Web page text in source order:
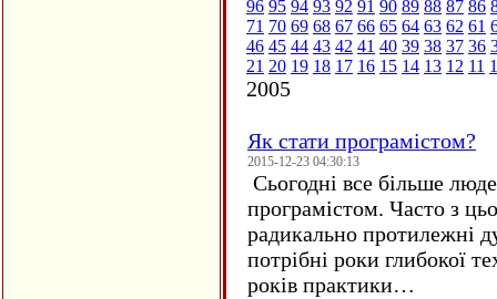
96 95 94 93 92 91 90 89 88 87 86
71 70 69 68 67 66 65 64 63 62 61
46 45 44 43 42 41 40 39 38 37 36
21 20 19 18 17 16 15 14 13 12 11
2005
Як стати програмістом?
2015-12-23 04:30:13
Сьогодні все більше
програмістом. Часто з
радикально протилежні
потрібні роки глибокої
років практики…